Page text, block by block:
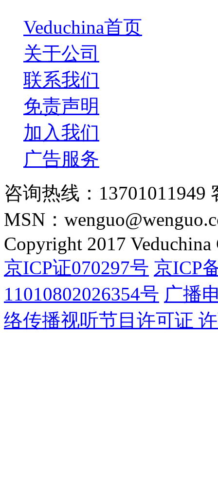
Veduchina首页
关于公司
联系我们
免责声明
加入我们
广告服务
咨询热线：13701011949
MSN：
Copyright 2017
京ICP证070297号 京ICP
11010802026354号 广播
络传播视听节目许可证